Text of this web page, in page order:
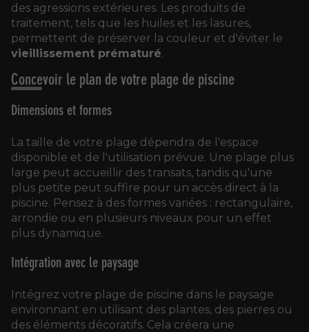
des agressions extérieures. Les produits de
traitement, tels que les huiles et les lasures,
permettent de préserver la couleur et d'éviter le
vieillissement prématuré.
Concevoir le plan de votre plage de piscine
Dimensions et formes
La taille de votre plage dépendra de l'espace
disponible et de l'utilisation prévue. Une plage plus
large peut accueillir des transats, tandis qu'une
plus petite peut suffire pour un accès direct à la
piscine. Pensez à des formes variées : rectangulaire,
arrondie ou en plusieurs niveaux pour un effet
plus dynamique.
Intégration avec le paysage
Intégrez votre plage de piscine dans le paysage
environnant en utilisant des plantes, des pierres ou
des éléments décoratifs. Cela créera une